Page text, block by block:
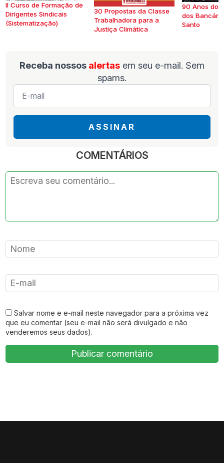
II Curso de Formação de
Dirigentes Sindicais
(Sistematização)
30 Propostas da Classe
Trabalhadora para a
Justiça Climática
90 Anos do
dos
Santo
Receba nossos alertas em seu e-mail. Sem
spams.
E-
mail
ASSINAR
COMENTÁRIOS
Salvar nome e e-mail neste navegador para a próxima vez
que eu comentar (seu e-mail não será divulgado e não
venderemos seus dados).